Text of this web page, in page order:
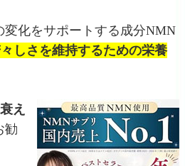
変化をサポートする成分NMN
しさを維持するための栄養
衰え
勧